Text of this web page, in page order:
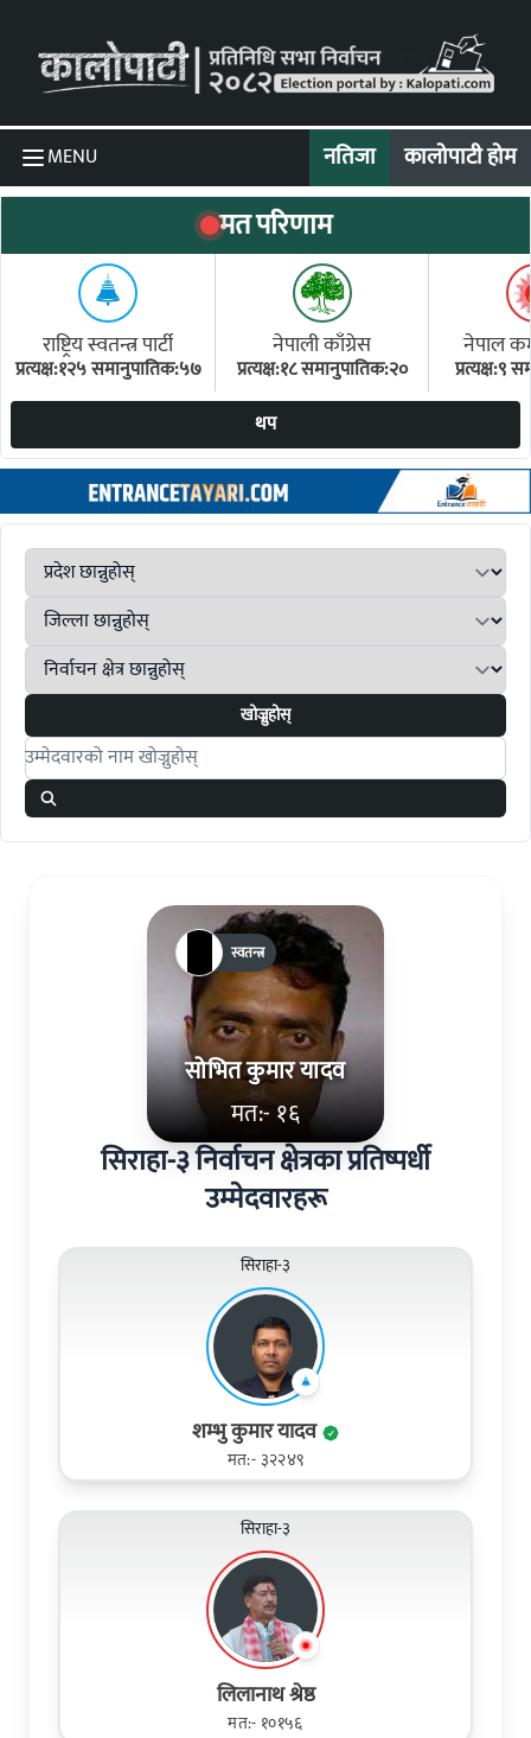
MENU नतिजा कालोपाटी होम
मत परिणाम
राष्ट्रिय स्वतन्त्र पार्टी
प्रत्यक्ष:१२५ समानुपातिक:५७
नेपाली काँग्रेस
प्रत्यक्ष:१८ समानुपातिक:२०
नेपाल
प्रत्यक्ष:९
थप
खोज्नुहोस्
Search candidates
सोभित कुमार यादव
मत:- १६
स्वतन्त्र
सिराहा-३ निर्वाचन क्षेत्रका प्रतिष्पर्धी
उम्मेदवारहरू
सिराहा-३
शम्भु कुमार यादव
मत:- ३२२४९
सिराहा-३
लिलानाथ श्रेष्ठ
मत:- १०१५६